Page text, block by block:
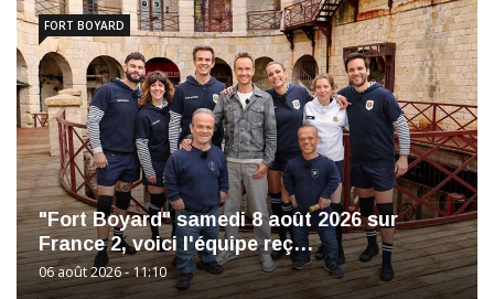
"Fort Boyard" samedi 8 août 2026 sur
France 2, voici l'équipe reç…
06 août 2026 - 11:10
FORT BOYARD